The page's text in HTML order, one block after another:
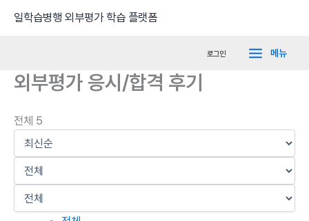
일학습병행 외부평가 학습 플랫폼
로그인
Menu
메뉴
외부평가 응시/합격 후기
전체 5